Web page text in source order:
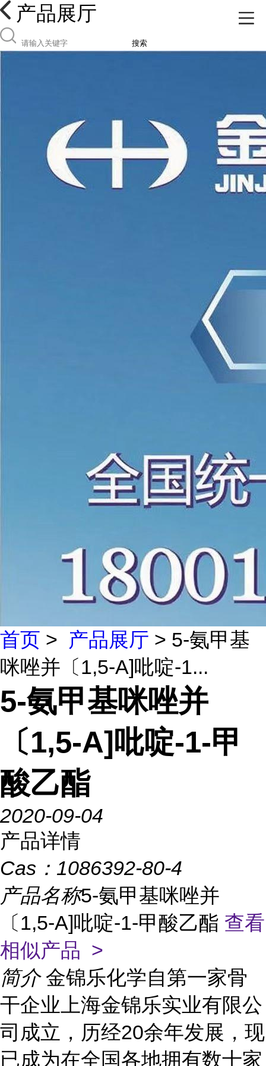
产品展厅
搜索
首页 > 产品展厅 > 5-氨甲基
咪唑并〔1,5-A]吡啶-1...
5-氨甲基咪唑并
〔1,5-A]吡啶-1-甲
酸乙酯
2020-09-04
产品详情
Cas： 1086392-80-4
产品名称5-氨甲基咪唑并
〔1,5-A]吡啶-1-甲酸乙酯 查看
相似产品 >
简介 金锦乐化学自第一家骨
干企业上海金锦乐实业有限公
司成立，历经20余年发展，现
已成为在全国各地拥有数十家